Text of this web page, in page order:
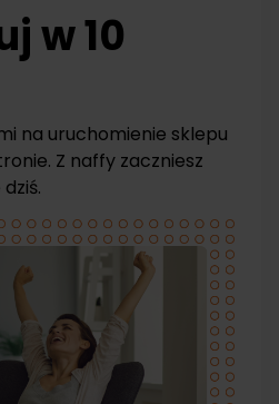
w 10
na uruchomienie sklepu
Z naffy zaczniesz